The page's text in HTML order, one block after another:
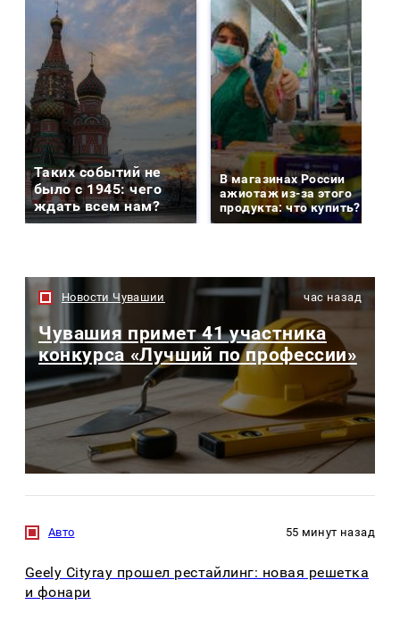
Таких событий не
было с 1945: чего
ждать всем нам?
В магазинах России
ажиотаж из-за этого
продукта: что купить?
Новости Чувашии час назад
Чувашия примет 41 участника
конкурса «Лучший по профессии»
Авто 55 минут назад
Geely Cityray прошел рестайлинг: новая решетка
и фонари